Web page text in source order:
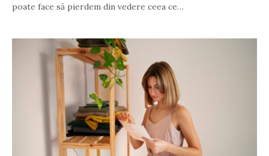
poate face să pierdem din vedere ceea ce…